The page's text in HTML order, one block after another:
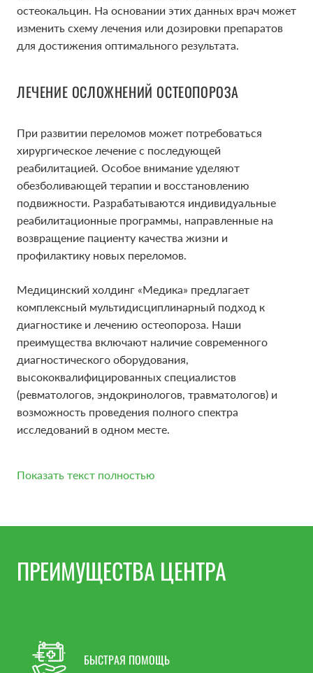
остеокальцин. На основании этих данных врач может
изменить схему лечения или дозировки препаратов
для достижения оптимального результата.
ЛЕЧЕНИЕ ОСЛОЖНЕНИЙ ОСТЕОПОРОЗА
При развитии переломов может потребоваться
хирургическое лечение с последующей
реабилитацией. Особое внимание уделяют
обезболивающей терапии и восстановлению
подвижности. Разрабатываются индивидуальные
реабилитационные программы, направленные на
возвращение пациенту качества жизни и
профилактику новых переломов.
Медицинский холдинг «Медика» предлагает
комплексный мультидисциплинарный подход к
диагностике и лечению остеопороза. Наши
преимущества включают наличие современного
диагностического оборудования,
высококвалифицированных специалистов
(ревматологов, эндокринологов, травматологов) и
возможность проведения полного спектра
исследований в одном месте.
Показать текст полностью
Заболевание чаще поражает женщин, чем мужчин.
Широко распространено мнение, что это связано с
К факторам риска развития остеопороза также
ПРЕИМУЩЕСТВА ЦЕНТРА
БЫСТРАЯ ПОМОЩЬ